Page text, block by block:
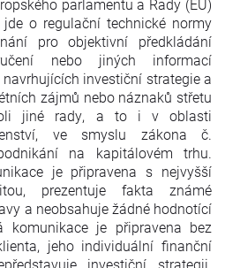
parlamentu a Rady (EU)
o regulační technické normy
pro objektivní předkládání
nebo jiných informací
investiční strategie a
zájmů nebo náznaků střetu
jiné rady, a to i v oblasti
ve smyslu zákona č.
na kapitálovém trhu.
je připravena s nejvyšší
prezentuje fakta známé
a neobsahuje žádné hodnotící
komunikace je připravena bez
jeho individuální finanční
investiční strategii.